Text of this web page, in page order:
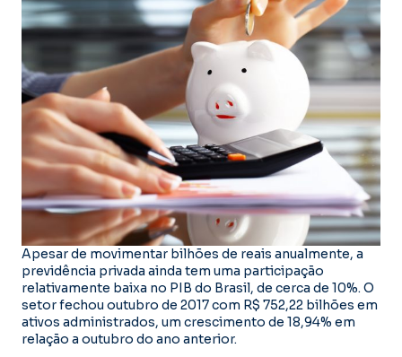
Apesar de movimentar bilhões de reais anualmente, a
previdência privada ainda tem uma participação
relativamente baixa no PIB do Brasil, de cerca de 10%. O
setor fechou outubro de 2017 com R$ 752,22 bilhões em
ativos administrados, um crescimento de 18,94% em
relação a outubro do ano anterior.